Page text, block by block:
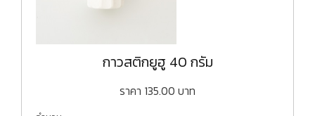
กาวสติกยูฮู 40 กรัม
ราคา 135.00 บาท